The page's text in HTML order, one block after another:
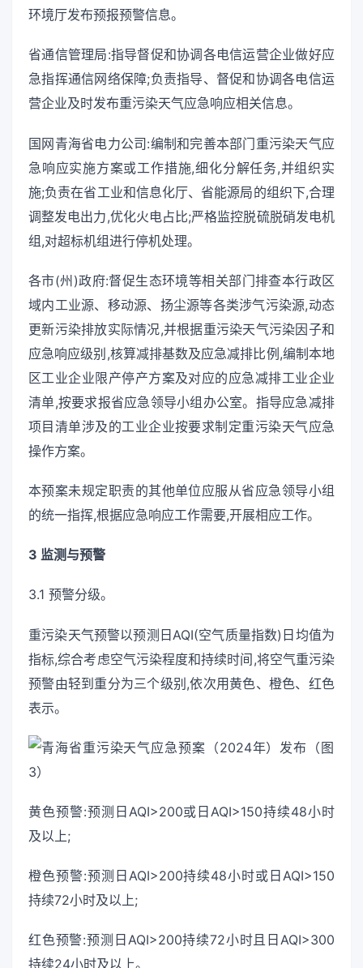
环境厅发布预报预警信息。
省通信管理局:指导督促和协调各电信运营企业做好应
急指挥通信网络保障;负责指导、督促和协调各电信运
营企业及时发布重污染天气应急响应相关信息。
国网青海省电力公司:编制和完善本部门重污染天气应
急响应实施方案或工作措施,细化分解任务,并组织实
施;负责在省工业和信息化厅、省能源局的组织下,合理
调整发电出力,优化火电占比;严格监控脱硫脱硝发电机
组,对超标机组进行停机处理。
各市(州)政府:督促生态环境等相关部门排查本行政区
域内工业源、移动源、扬尘源等各类涉气污染源,动态
更新污染排放实际情况,并根据重污染天气污染因子和
应急响应级别,核算减排基数及应急减排比例,编制本地
区工业企业限产停产方案及对应的应急减排工业企业
清单,按要求报省应急领导小组办公室。指导应急减排
项目清单涉及的工业企业按要求制定重污染天气应急
操作方案。
本预案未规定职责的其他单位应服从省应急领导小组
的统一指挥,根据应急响应工作需要,开展相应工作。
3 监测与预警
3.1 预警分级。
重污染天气预警以预测日AQI(空气质量指数)日均值为
指标,综合考虑空气污染程度和持续时间,将空气重污染
预警由轻到重分为三个级别,依次用黄色、橙色、红色
表示。
黄色预警:预测日AQI>200或日AQI>150持续48小时
及以上;
橙色预警:预测日AQI>200持续48小时或日AQI>150
持续72小时及以上;
红色预警:预测日AQI>200持续72小时且日AQI>300
持续24小时及以上。